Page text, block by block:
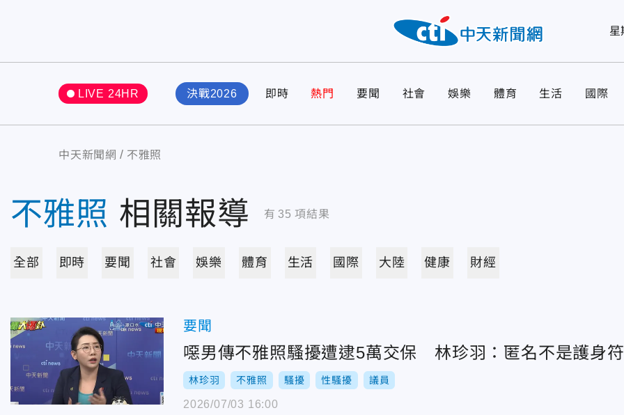
星
LIVE 24HR 決戰2026 即時 熱門 要聞 社會 娛樂 體育 生活 國際
中天新聞網 不雅照
不雅照 相關報導 有 35 項結果
全部 即時 要聞 社會 娛樂 體育 生活 國際 大陸 健康 財經
要聞
噁男傳不雅照騷擾遭逮5萬交保 林珍羽：匿名不是護身符
林珍羽 不雅照 騷擾 性騷擾 議員
2026/07/03 16:00